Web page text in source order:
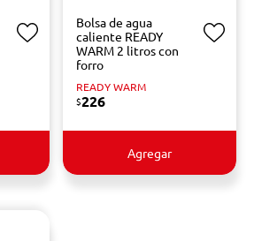
Bolsa de agua
caliente READY
WARM 2 litros con
forro
READY WARM
$226
Agregar